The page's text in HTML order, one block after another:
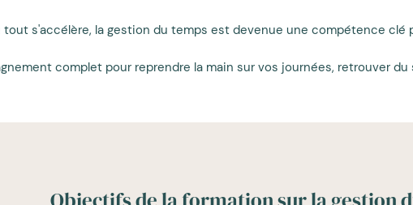
tout s'accélère, la gestion du temps est devenue une compétence
complet pour reprendre la main sur vos journées, retrouver